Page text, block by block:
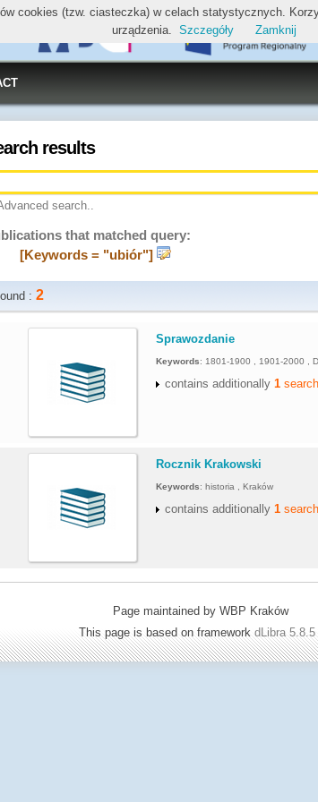
results
search..
that matched query:
[Keywords = "ubiór"]
:2
Sprawozdanie
Keywords: 1801-1900 , 1901-2000 ,
contains additionally1
Rocznik Krakowski
Keywords:historia , Kraków
contains additionally1
Page maintained by WBP Kraków
This page is based on framework dLibra 5.8.5
cookies (tzw. ciasteczka) w celach statystycznych.
urządzenia. Szczegóły Zamknij